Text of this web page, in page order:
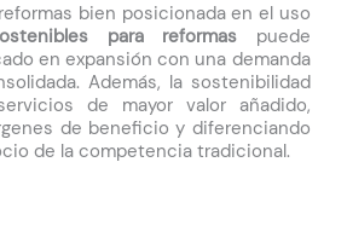
bien posicionada en el uso
para reformas puede
en expansión con una demanda
Además, la sostenibilidad
de mayor valor añadido,
de beneficio y diferenciando
de la competencia tradicional.